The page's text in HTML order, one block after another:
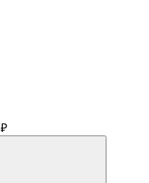
₽